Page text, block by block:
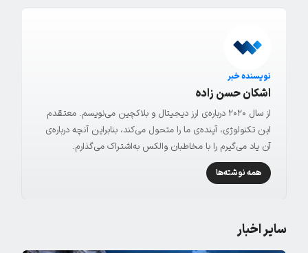
نویسنده خبر
اشکان حسن زاده
از سال ۲۰۲۰ درباره‌ی ارز دیجیتال و بلاکچین می‌نویسم. معتقدم
این تکنولوژی، آینده‌ی ما را متحول می‌کند، بنابراین آنچه درباره‌ی
آن یاد می‌گیرم را با مخاطبان والکس به‌اشتراک می‌گذارم.
همه نوشته‌ها
سایر اخبار